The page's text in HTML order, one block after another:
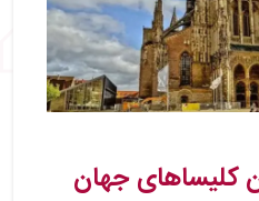
کلیساهای جهان